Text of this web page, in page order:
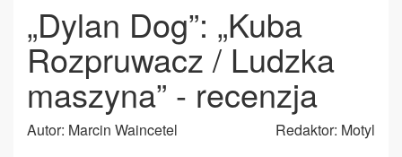
„Dylan Dog”: „Kuba
Rozpruwacz / Ludzka
maszyna” - recenzja
Autor: Marcin Waincetel Redaktor: Motyl